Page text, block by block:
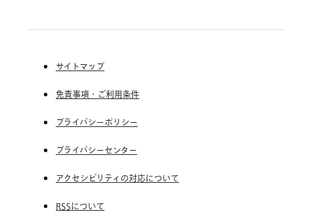
RGF Staffing France SAS
RGF Staffing Germany GmbH
RGF Staffing the Netherlands B.V.
Unique NV
サイトマップ
免責事項・ご利用条件
プライバシーポリシー
プライバシーセンター
アクセシビリティの対応について
RSSについて